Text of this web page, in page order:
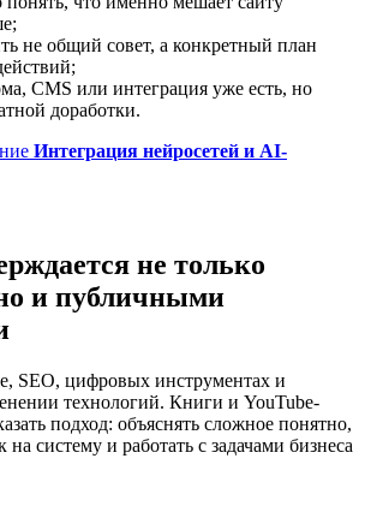
не общий совет, а конкретный план
CMS или интеграция уже есть, но
доработки.
Интеграция нейросетей и AI-
не только
и публичными
SEO, цифровых инструментах и
технологий. Книги и YouTube-
подход: объяснять сложное понятно,
на систему и работать с задачами бизнеса